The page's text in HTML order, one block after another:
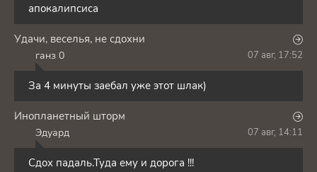
апокалипсиса
Удачи, веселья, не сдохни
ганз 0 07 авг, 17:52
За 4 минуты заебал уже этот шлак)
Инопланетный шторм
Эдуард 07 авг, 14:11
Сдох падаль.Туда ему и дорога !!!